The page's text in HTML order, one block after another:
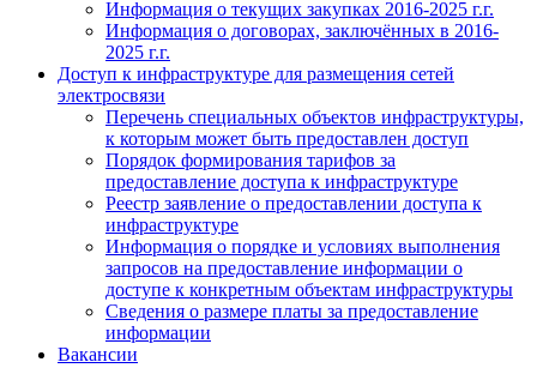
Информация о текущих закупках 2016-2025 г.г.
Информация о договорах, заключённых в 2016-
2025 г.г.
Доступ к инфраструктуре для размещения сетей
электросвязи
Перечень специальных объектов инфраструктуры,
к которым может быть предоставлен доступ
Порядок формирования тарифов за
предоставление доступа к инфраструктуре
Реестр заявление о предоставлении доступа к
инфраструктуре
Информация о порядке и условиях выполнения
запросов на предоставление информации о
доступе к конкретным объектам инфраструктуры
Сведения о размере платы за предоставление
информации
Вакансии